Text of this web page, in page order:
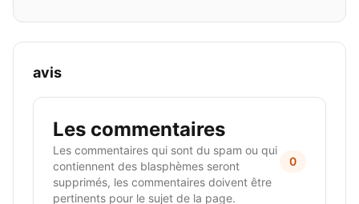
avis
Les commentaires
Les commentaires qui sont du spam ou qui
contiennent des blasphèmes seront
supprimés, les commentaires doivent être
pertinents pour le sujet de la page.
0